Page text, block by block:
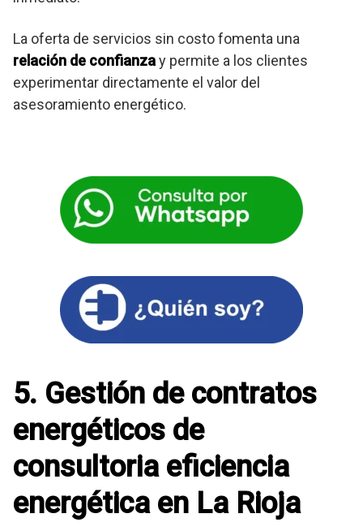
La oferta de servicios sin costo fomenta una
relación de confianzay permite a los clientes
experimentar directamente el valor del
asesoramiento energético.
5. Gestión de contratos
energéticos de
consultoria eficiencia
energética en La Rioja